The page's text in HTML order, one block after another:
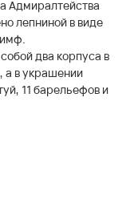
Адмиралтейства
лепниной в виде
два корпуса в
а в украшении
11 барельефов и